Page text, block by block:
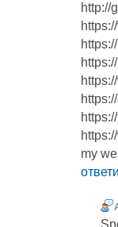
http://
my